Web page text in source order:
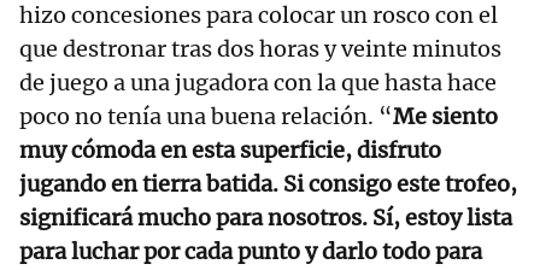
hizo concesiones para colocar un rosco con el
que destronar tras dos horas y veinte minutos
de juego a una jugadora con la que hasta hace
poco no tenía una buena relación. “Me siento
muy cómoda en esta superficie, disfruto
jugando en tierra batida. Si consigo este trofeo,
significará mucho para nosotros. Sí, estoy lista
para luchar por cada punto y darlo todo para